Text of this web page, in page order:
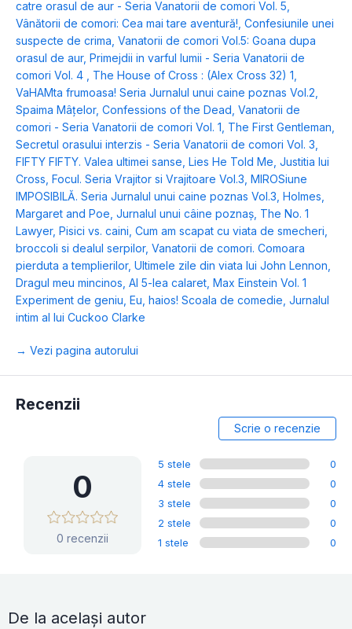
catre orasul de aur - Seria Vanatorii de comori Vol. 5
Vânătorii de comori: Cea mai tare aventură! Confesiunile unei
suspecte de crima Vanatorii de comori Vol.5: Goana dupa
orasul de aur, Primejdii in varful lumii - Seria Vanatorii de
comori Vol. 4
The House of Cross : (Alex Cross 32) 1
VaHAMta frumoasa! Seria Jurnalul unui caine poznas Vol.2
Spaima Mâțelor, Confessions of the Dead Vanatorii de
comori - Seria Vanatorii de comori Vol. 1 The First Gentleman
Secretul orasului interzis - Seria Vanatorii de comori Vol. 3
FIFTY FIFTY. Valea ultimei sanse Lies He Told Me Justitia lui
Cross Focul. Seria Vrajitor si Vrajitoare Vol.3 MIROSiune
IMPOSIBILĂ. Seria Jurnalul unui caine poznas Vol.3 Holmes,
Margaret and Poe Jurnalul unui câine poznaș The No. 1
Lawyer, Pisici vs. caini Cum am scapat cu viata de smecheri,
broccoli si dealul serpilor, Vanatorii de comori. Comoara
pierduta a templierilor, Ultimele zile din viata lui John Lennon
Dragul meu mincinos Al 5-lea calaret Max Einstein Vol. 1
Experiment de geniu Eu, haios! Scoala de comedie Jurnalul
intim al lui Cuckoo Clarke
→ Vezi pagina autorului
Recenzii
Scrie o recenzie
0
0 recenzii
5 stele
0
4 stele
0
3 stele
0
2 stele
0
1 stele
0
De la același autor